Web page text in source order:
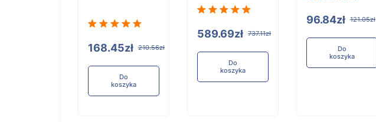
168.45zł 210.56zł
Do
koszyka
589.69zł 737.11zł
Do
koszyka
96.84zł 121.05zł
Do
koszyka